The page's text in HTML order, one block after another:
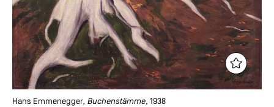
Hans Emmenegger, Buchenstämme, 1938